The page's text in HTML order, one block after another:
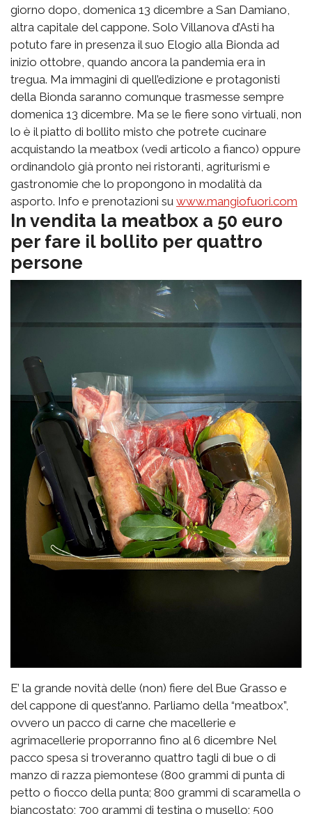
giorno dopo, domenica 13 dicembre a San Damiano,
altra capitale del cappone. Solo Villanova d’Asti ha
potuto fare in presenza il suo Elogio alla Bionda ad
inizio ottobre, quando ancora la pandemia era in
tregua. Ma immagini di quell’edizione e protagonisti
della Bionda saranno comunque trasmesse sempre
domenica 13 dicembre. Ma se le fiere sono virtuali, non
lo è il piatto di bollito misto che potrete cucinare
acquistando la meatbox (vedi articolo a fianco) oppure
ordinandolo già pronto nei ristoranti, agriturismi e
gastronomie che lo propongono in modalità da
asporto. Info e prenotazioni su www.mangiofuori.com
In vendita la meatbox a 50 euro
per fare il bollito per quattro
persone
E’ la grande novità delle (non) fiere del Bue Grasso e
del cappone di quest’anno. Parliamo della “meatbox”,
ovvero un pacco di carne che macellerie e
agrimacellerie proporranno fino al 6 dicembre Nel
pacco spesa si troveranno quattro tagli di bue o di
manzo di razza piemontese (800 grammi di punta di
petto o fiocco della punta; 800 grammi di scaramella o
biancostato; 700 grammi di testina o musello; 500